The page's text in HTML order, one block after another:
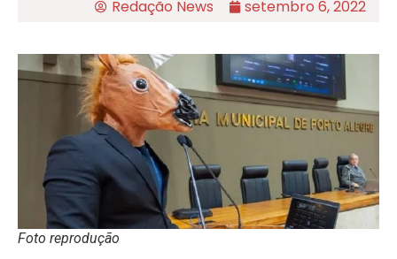
Redação News setembro 6, 2022
Foto reprodução